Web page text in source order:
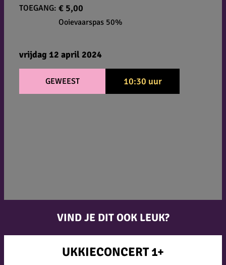
TOEGANG: € 5,00
Ooievaarspas 50%
vrijdag 12 april 2024
GEWEEST 10:30 uur
VIND JE DIT OOK LEUK?
UKKIECONCERT 1+